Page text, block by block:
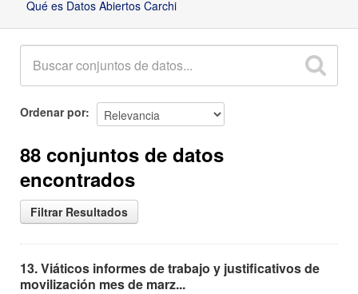
Qué es Datos Abiertos Carchi
Ordenar por
88 conjuntos de datos
encontrados
Filtrar Resultados
13. Viáticos informes de trabajo y justificativos de
movilización mes de marz...